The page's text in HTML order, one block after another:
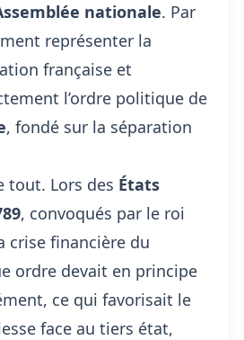
nationale. Par
représenter la
française et
l’ordre politique de
, fondé sur la séparation
tout. Lors des États
, convoqués par le roi
crise financière du
ordre devait en principe
ce qui favorisait le
face au tiers état,